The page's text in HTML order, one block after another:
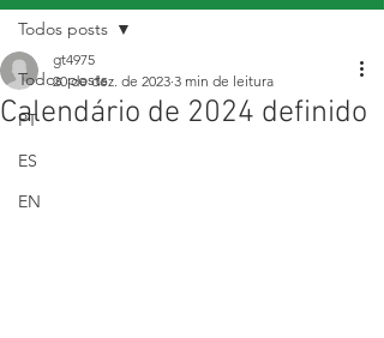
Todos posts
PT
ES
EN
Todos posts
Calendário de 2024 definido
gt4975
20 de dez. de 2023 3 min de leitura